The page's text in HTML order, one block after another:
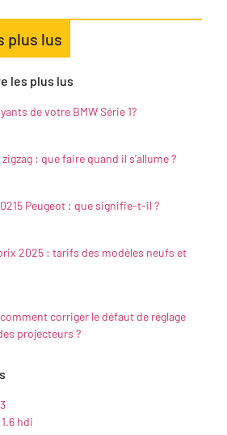
plus lus
les plus lus
de votre BMW Série 1?
: que faire quand il s’allume ?
Peugeot : que signifie-t-il ?
2025 : tarifs des modèles neufs et
corriger le défaut de réglage
projecteurs ?
hdi